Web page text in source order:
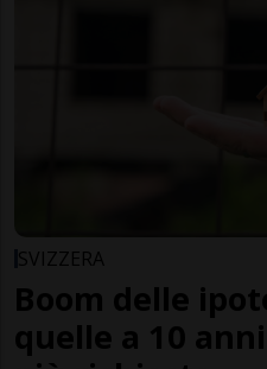
SVIZZERA
Boom delle
quelle a 10